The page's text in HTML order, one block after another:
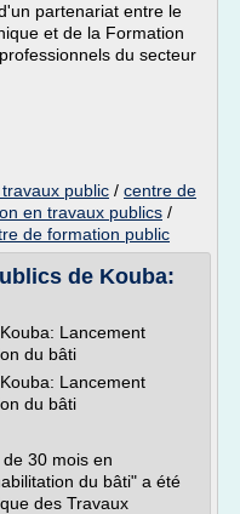
partenariat entre le
et de la Formation
du secteur
public / centre de
en travaux publics /
de formation public
de Kouba:
Lancement
du bâti
Lancement
du bâti
30 mois en
du bâti" a été
des Travaux